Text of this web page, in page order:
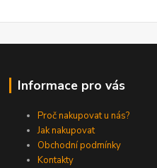
Informace pro vás
Proč nakupovat u nás?
Jak nakupovat
Obchodní podmínky
Kontakty